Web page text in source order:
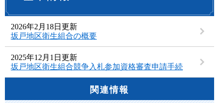
2026年2月18日更新
坂戸地区衛生組合の概要
2025年12月1日更新
坂戸地区衛生組合競争入札参加資格審査申請手続
関連情報